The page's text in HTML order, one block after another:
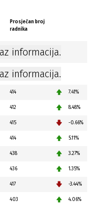
Prosječan broj
radnika
informacija.
informacija.
414 7.41%
412 8.48%
415 -0.66%
414 5.11%
438 3.27%
436 1.35%
417 -3.44%
403 4.06%